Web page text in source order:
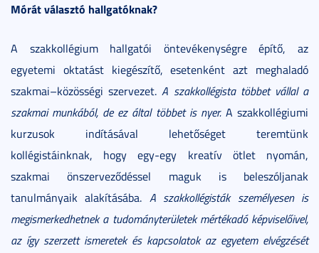
Mórát választó hallgatóknak?
A szakkollégium hallgatói öntevékenységre építő, az
egyetemi oktatást kiegészítő, esetenként azt meghaladó
szakmai–közösségi szervezet.A szakkollégista többet vállal a
szakmai munkából, de ez által többet is nyer.A szakkollégiumi
kurzusok indításával lehetőséget teremtünk
kollégistáinknak, hogy egy-egy kreatív ötlet nyomán,
szakmai önszerveződéssel maguk is beleszóljanak
tanulmányaik alakításába. A szakkollégisták személyesen is
megismerkedhetnek a tudományterületek mértékadó képviselőivel,
az így szerzett ismeretek és kapcsolatok az egyetem elvégzését